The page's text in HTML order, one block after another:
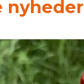
nyheder